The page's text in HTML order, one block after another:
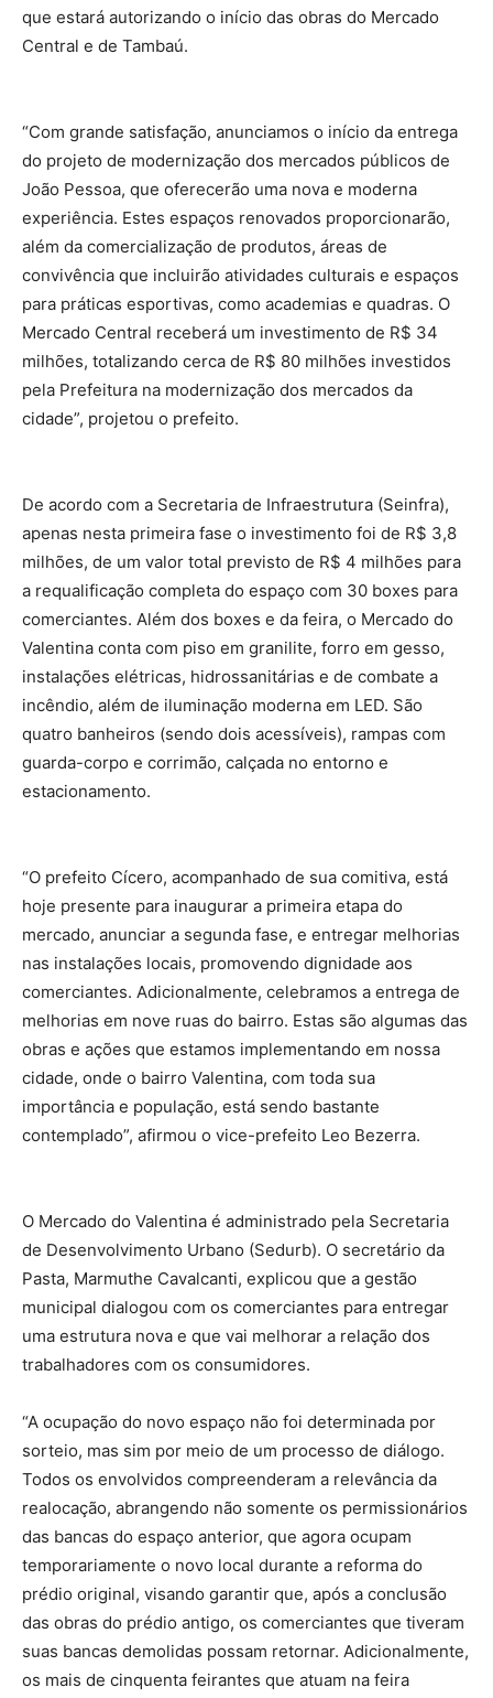
que estará autorizando o início das obras do Mercado
Central e de Tambaú.
“Com grande satisfação, anunciamos o início da entrega
do projeto de modernização dos mercados públicos de
João Pessoa, que oferecerão uma nova e moderna
experiência. Estes espaços renovados proporcionarão,
além da comercialização de produtos, áreas de
convivência que incluirão atividades culturais e espaços
para práticas esportivas, como academias e quadras. O
Mercado Central receberá um investimento de R$ 34
milhões, totalizando cerca de R$ 80 milhões investidos
pela Prefeitura na modernização dos mercados da
cidade”, projetou o prefeito.
De acordo com a Secretaria de Infraestrutura (Seinfra),
apenas nesta primeira fase o investimento foi de R$ 3,8
milhões, de um valor total previsto de R$ 4 milhões para
a requalificação completa do espaço com 30 boxes para
comerciantes. Além dos boxes e da feira, o Mercado do
Valentina conta com piso em granilite, forro em gesso,
instalações elétricas, hidrossanitárias e de combate a
incêndio, além de iluminação moderna em LED. São
quatro banheiros (sendo dois acessíveis), rampas com
guarda-corpo e corrimão, calçada no entorno e
estacionamento.
“O prefeito Cícero, acompanhado de sua comitiva, está
hoje presente para inaugurar a primeira etapa do
mercado, anunciar a segunda fase, e entregar melhorias
nas instalações locais, promovendo dignidade aos
comerciantes. Adicionalmente, celebramos a entrega de
melhorias em nove ruas do bairro. Estas são algumas das
obras e ações que estamos implementando em nossa
cidade, onde o bairro Valentina, com toda sua
importância e população, está sendo bastante
contemplado”, afirmou o vice-prefeito Leo Bezerra.
O Mercado do Valentina é administrado pela Secretaria
de Desenvolvimento Urbano (Sedurb). O secretário da
Pasta, Marmuthe Cavalcanti, explicou que a gestão
municipal dialogou com os comerciantes para entregar
uma estrutura nova e que vai melhorar a relação dos
trabalhadores com os consumidores.
“A ocupação do novo espaço não foi determinada por
sorteio, mas sim por meio de um processo de diálogo.
Todos os envolvidos compreenderam a relevância da
realocação, abrangendo não somente os permissionários
das bancas do espaço anterior, que agora ocupam
temporariamente o novo local durante a reforma do
prédio original, visando garantir que, após a conclusão
das obras do prédio antigo, os comerciantes que tiveram
suas bancas demolidas possam retornar. Adicionalmente,
os mais de cinquenta feirantes que atuam na feira